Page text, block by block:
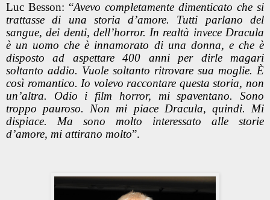
Luc Besson: “Avevo completamente dimenticato che si
trattasse di una storia d’amore. Tutti parlano del
sangue, dei denti, dell’horror. In realtà invece Dracula
è un uomo che è innamorato di una donna, e che è
disposto ad aspettare 400 anni per dirle magari
soltanto addio. Vuole soltanto ritrovare sua moglie. È
così romantico. Io volevo raccontare questa storia, non
un’altra. Odio i film horror, mi spaventano. Sono
troppo pauroso. Non mi piace Dracula, quindi. Mi
dispiace. Ma sono molto interessato alle storie
d’amore, mi attirano molto”.